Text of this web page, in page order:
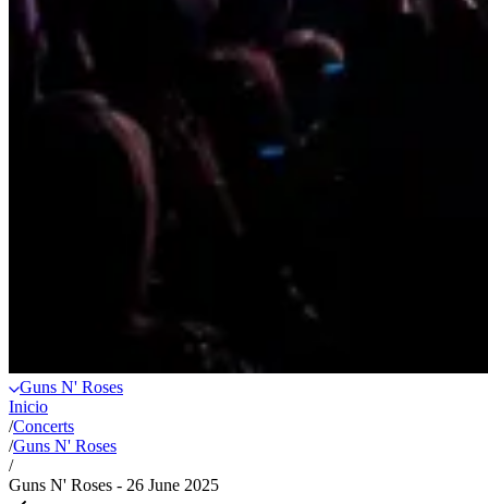
Guns N' Roses
Inicio
/Concerts
/Guns N' Roses
/
Guns N' Roses - 26 June 2025